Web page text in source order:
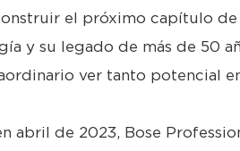
el próximo capítulo de
y su legado de más de 50
ver tanto potencial
abril de 2023, Bose